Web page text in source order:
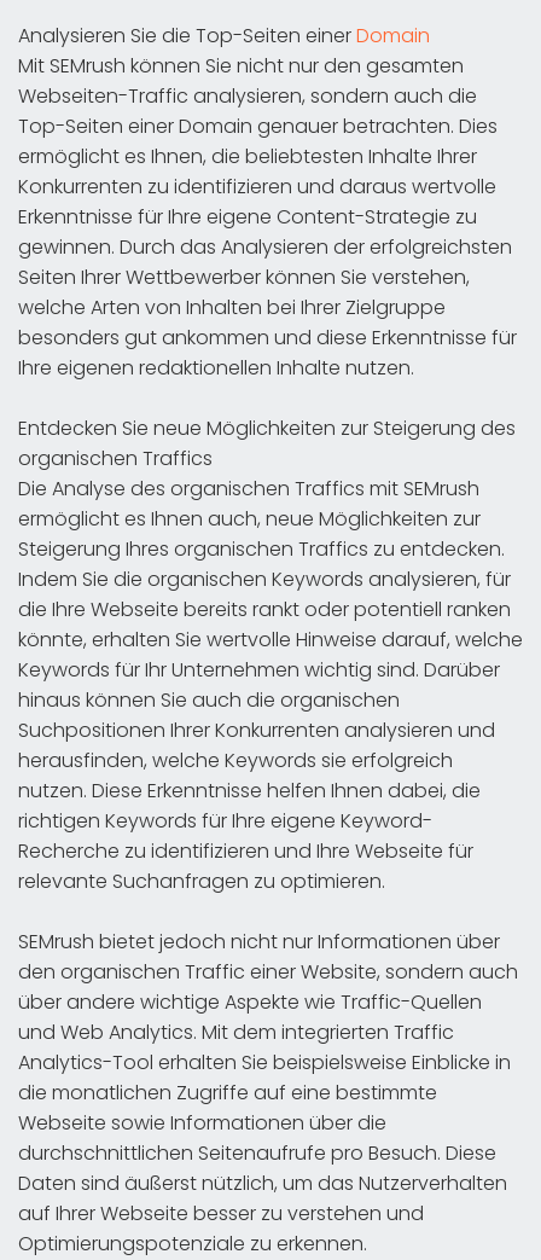
Analysieren Sie die Top-Seiten einerDomain
Mit SEMrush können Sie nicht nur den gesamten
Webseiten-Traffic analysieren, sondern auch die
Top-Seiten einer Domain genauer betrachten. Dies
ermöglicht es Ihnen, die beliebtesten Inhalte Ihrer
Konkurrenten zu identifizieren und daraus wertvolle
Erkenntnisse für Ihre eigene Content-Strategie zu
gewinnen. Durch das Analysieren der erfolgreichsten
Seiten Ihrer Wettbewerber können Sie verstehen,
welche Arten von Inhalten bei Ihrer Zielgruppe
besonders gut ankommen und diese Erkenntnisse für
Ihre eigenen redaktionellen Inhalte nutzen.
Entdecken Sie neue Möglichkeiten zur Steigerung des
organischen Traffics
Die Analyse des organischen Traffics mit SEMrush
ermöglicht es Ihnen auch, neue Möglichkeiten zur
Steigerung Ihres organischen Traffics zu entdecken.
Indem Sie die organischen Keywords analysieren, für
die Ihre Webseite bereits rankt oder potentiell ranken
könnte, erhalten Sie wertvolle Hinweise darauf, welche
Keywords für Ihr Unternehmen wichtig sind. Darüber
hinaus können Sie auch die organischen
Suchpositionen Ihrer Konkurrenten analysieren und
herausfinden, welche Keywords sie erfolgreich
nutzen. Diese Erkenntnisse helfen Ihnen dabei, die
richtigen Keywords für Ihre eigene Keyword-
Recherche zu identifizieren und Ihre Webseite für
relevante Suchanfragen zu optimieren.
SEMrush bietet jedoch nicht nur Informationen über
den organischen Traffic einer Website, sondern auch
über andere wichtige Aspekte wie Traffic-Quellen
und Web Analytics. Mit dem integrierten Traffic
Analytics-Tool erhalten Sie beispielsweise Einblicke in
die monatlichen Zugriffe auf eine bestimmte
Webseite sowie Informationen über die
durchschnittlichen Seitenaufrufe pro Besuch. Diese
Daten sind äußerst nützlich, um das Nutzerverhalten
auf Ihrer Webseite besser zu verstehen und
Optimierungspotenziale zu erkennen.